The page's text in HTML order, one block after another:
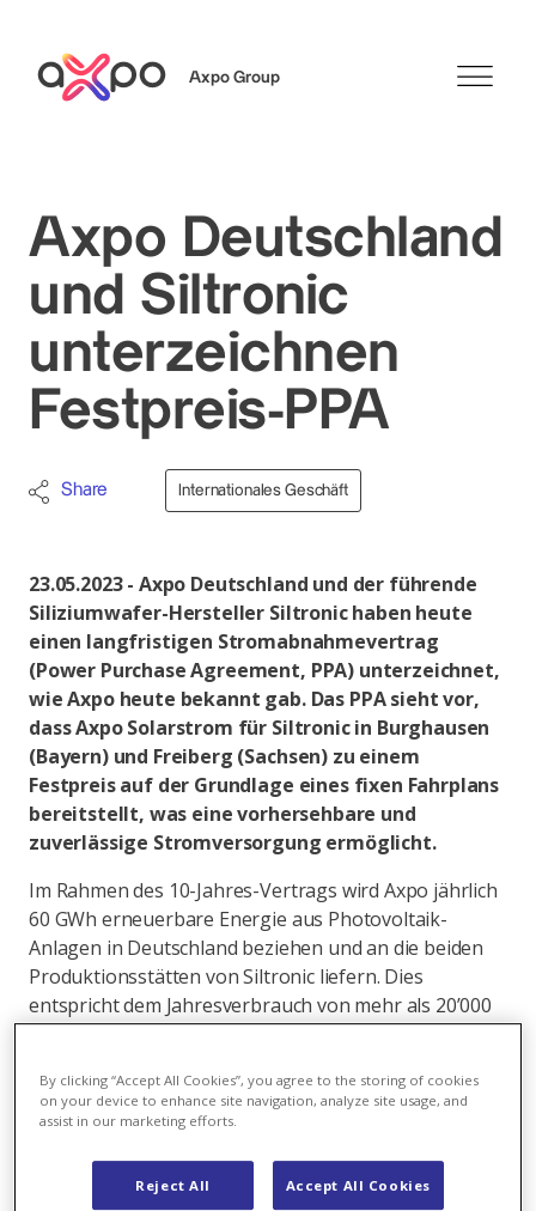
Axpo Group
Axpo Deutschland
und Siltronic
unterzeichnen
Festpreis-PPA
Share Internationales Geschäft
23.05.2023 - Axpo Deutschland und der führende
Siliziumwafer-Hersteller Siltronic haben heute
einen langfristigen Stromabnahmevertrag
(Power Purchase Agreement, PPA) unterzeichnet,
wie Axpo heute bekannt gab. Das PPA sieht vor,
dass Axpo Solarstrom für Siltronic in Burghausen
(Bayern) und Freiberg (Sachsen) zu einem
Festpreis auf der Grundlage eines fixen Fahrplans
bereitstellt, was eine vorhersehbare und
zuverlässige Stromversorgung ermöglicht.
Im Rahmen des 10-Jahres-Vertrags wird Axpo jährlich
60 GWh erneuerbare Energie aus Photovoltaik-
Anlagen in Deutschland beziehen und an die beiden
Produktionsstätten von Siltronic liefern. Dies
entspricht dem Jahresverbrauch von mehr als 20’000
Haushalten in Deutschland und einer Einsparung von
Lieferbeginn ist 2024.
Deutschland, sagt: «Wir freuen uns, mit Siltronic bei
diesem Projekt zusammenzuarbeiten, das ihnen
By clicking “Accept All Cookies”, you agree to the storing of cookies
on your device to enhance site navigation, analyze site usage, and
assist in our marketing efforts.
Reject All Accept All Cookies